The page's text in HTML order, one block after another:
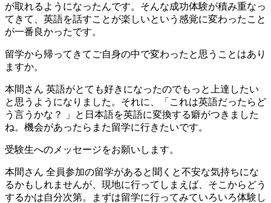
が取れるようになったんです。そんな成功体験が積み重なっ
てきて、英語を話すことが楽しいという感覚に変わったこと
が一番良かったです。
留学から帰ってきてご自身の中で変わったと思うことはあり
ますか。
本間さん 英語がとても好きになったのでもっと上達したい
と思うようになりました。それに、「これは英語だったらど
う言うかな？ 」と日本語を英語に変換する癖がつきました
ね。機会があったらまた留学に行きたいです。
受験生へのメッセージをお願いします。
本間さん 全員参加の留学があると聞くと不安な気持ちにな
るかもしれませんが、現地に行ってしまえば、そこからどう
するかは自分次第。まずは留学に行ってみていろいろ体験し